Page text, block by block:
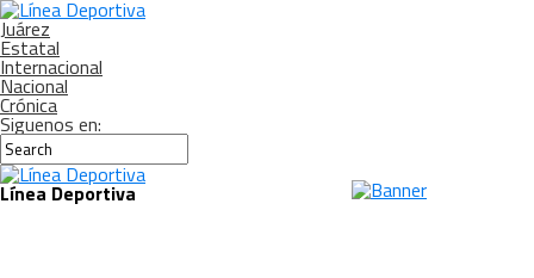
Juárez
Estatal
Internacional
Nacional
Crónica
Siguenos en:
Línea Deportiva